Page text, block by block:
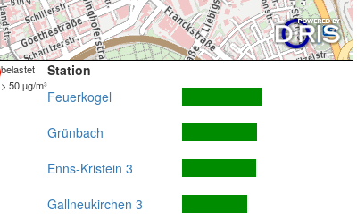
belastet
> 50 µg/m³
Station
Feuerkogel
Grünbach
Enns-Kristein 3
Gallneukirchen 3